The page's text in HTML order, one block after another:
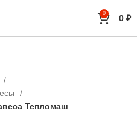
0 0 ₽
Тепломаш